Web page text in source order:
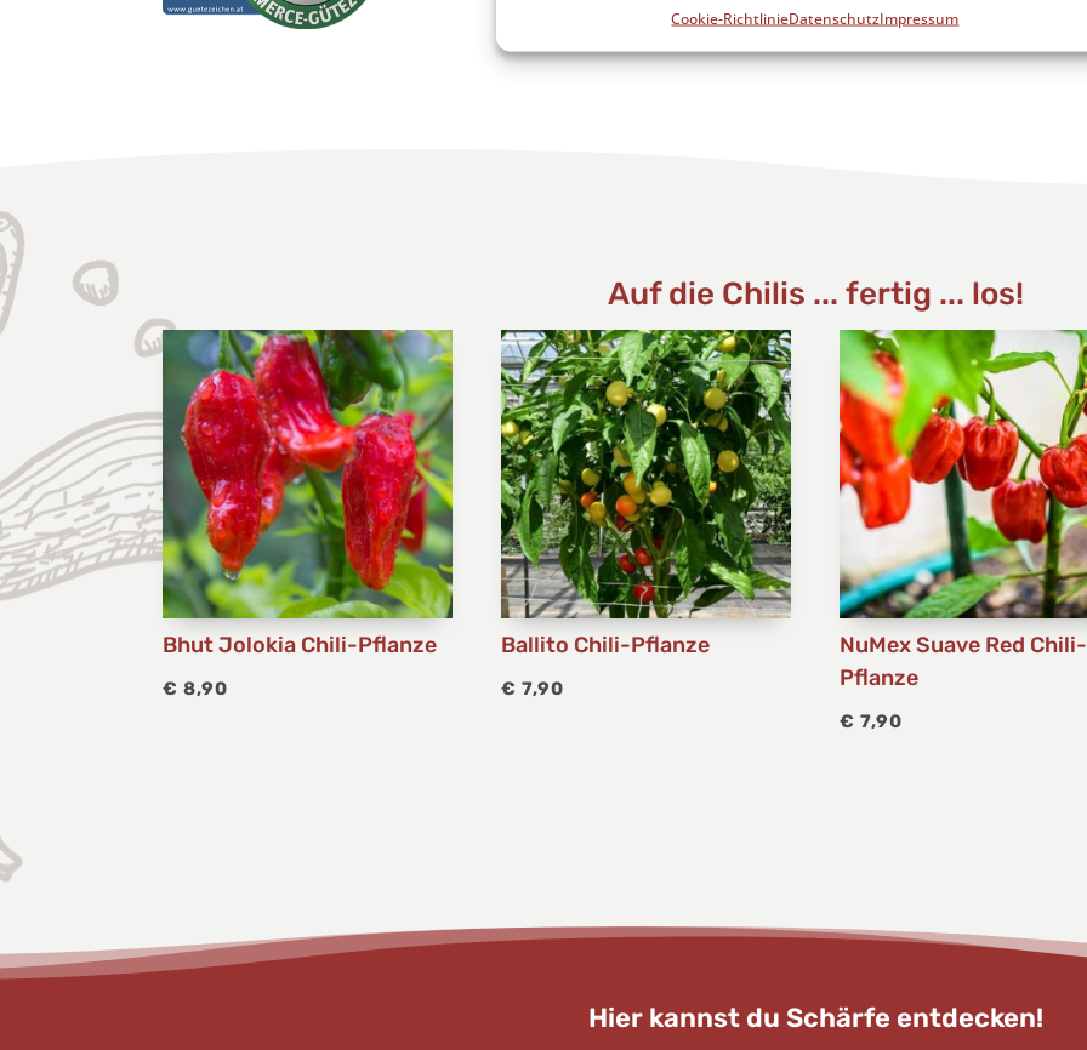
Cookie-RichtlinieDatenschutzImpressum
Auf die Chilis ... fertig ... los!
Bhut Jolokia Chili-Pflanze
€ 8,90
Ballito Chili-Pflanze
€ 7,90
NuMex Suave Red Chili-
Pflanze
€ 7,90
Hier kannst du Schärfe entdecken!